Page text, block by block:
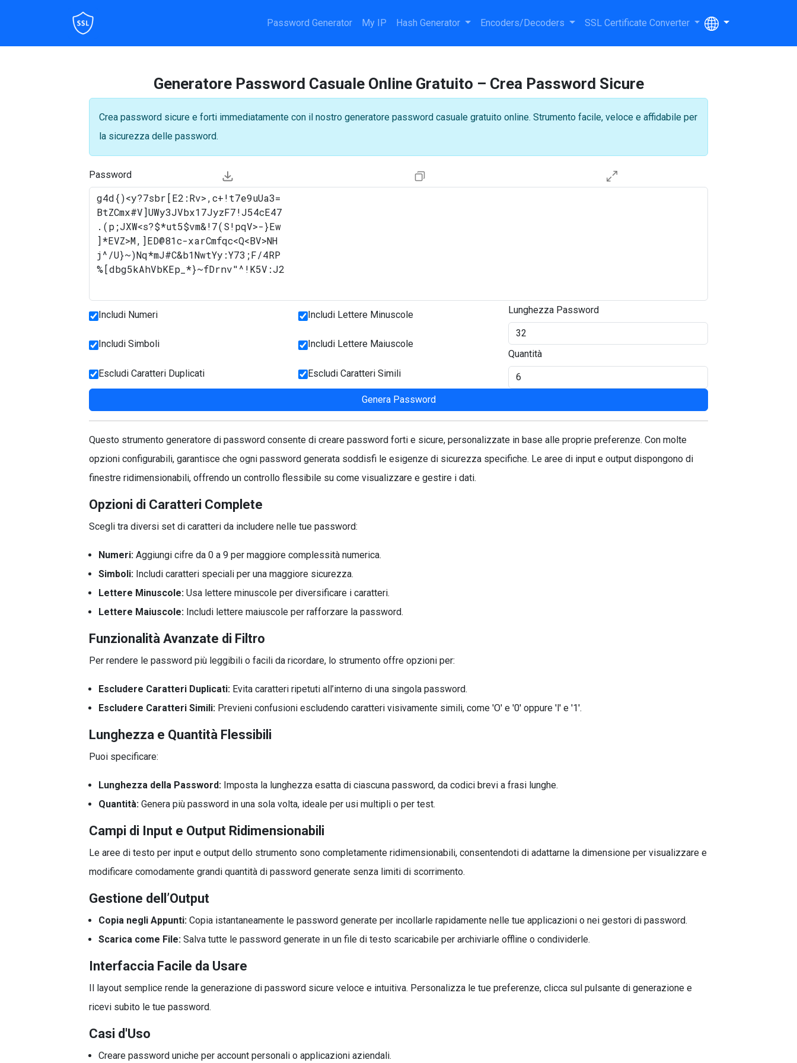
Password Generator My IP Hash Generator Encoders/Decoders SSL Certificate Converter
Generatore Password Casuale Online Gratuito – Crea Password Sicure
Crea password sicure e forti immediatamente con il nostro generatore password casuale gratuito online. Strumento facile, veloce e affidabile per
la sicurezza delle password.
Password
Includi Numeri
Includi Simboli
Escludi Caratteri Duplicati
Includi Lettere Minuscole
Includi Lettere Maiuscole
Escludi Caratteri Simili
Lunghezza Password
Quantità
Genera Password
Questo strumento generatore di password consente di creare password forti e sicure, personalizzate in base alle proprie preferenze. Con molte
opzioni configurabili, garantisce che ogni password generata soddisfi le esigenze di sicurezza specifiche. Le aree di input e output dispongono di
finestre ridimensionabili, offrendo un controllo flessibile su come visualizzare e gestire i dati.
Opzioni di Caratteri Complete
Scegli tra diversi set di caratteri da includere nelle tue password:
Numeri: Aggiungi cifre da 0 a 9 per maggiore complessità numerica.
Simboli: Includi caratteri speciali per una maggiore sicurezza.
Lettere Minuscole: Usa lettere minuscole per diversificare i caratteri.
Lettere Maiuscole: Includi lettere maiuscole per rafforzare la password.
Funzionalità Avanzate di Filtro
Per rendere le password più leggibili o facili da ricordare, lo strumento offre opzioni per:
Escludere Caratteri Duplicati: Evita caratteri ripetuti all’interno di una singola password.
Escludere Caratteri Simili: Previeni confusioni escludendo caratteri visivamente simili, come 'O' e '0' oppure 'l' e '1'.
Lunghezza e Quantità Flessibili
Puoi specificare:
Lunghezza della Password: Imposta la lunghezza esatta di ciascuna password, da codici brevi a frasi lunghe.
Quantità: Genera più password in una sola volta, ideale per usi multipli o per test.
Campi di Input e Output Ridimensionabili
Le aree di testo per input e output dello strumento sono completamente ridimensionabili, consentendoti di adattarne la dimensione per visualizzare e
modificare comodamente grandi quantità di password generate senza limiti di scorrimento.
Gestione dell’Output
Copia negli Appunti: Copia istantaneamente le password generate per incollarle rapidamente nelle tue applicazioni o nei gestori di password.
Scarica come File: Salva tutte le password generate in un file di testo scaricabile per archiviarle offline o condividerle.
Interfaccia Facile da Usare
Il layout semplice rende la generazione di password sicure veloce e intuitiva. Personalizza le tue preferenze, clicca sul pulsante di generazione e
ricevi subito le tue password.
Casi d'Uso
Creare password uniche per account personali o applicazioni aziendali.